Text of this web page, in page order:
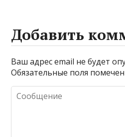
Добавить
Ваш адрес email не будет
Обязательные поля